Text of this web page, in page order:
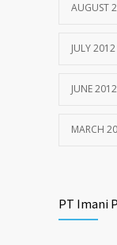
AUGUST
JULY 2012
JUNE 2012
MARCH
PT Imani